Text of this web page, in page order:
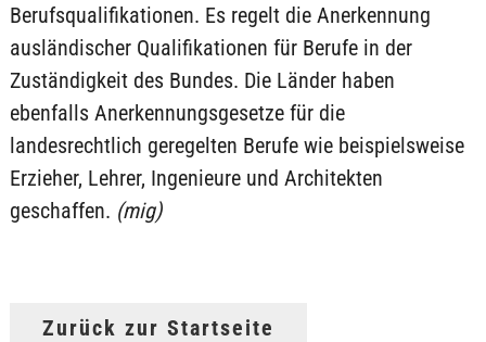
Berufsqualifikationen. Es regelt die Anerkennung
ausländischer Qualifikationen für Berufe in der
Zuständigkeit des Bundes. Die Länder haben
ebenfalls Anerkennungsgesetze für die
landesrechtlich geregelten Berufe wie beispielsweise
Erzieher, Lehrer, Ingenieure und Architekten
geschaffen. (mig)
Zurück zur Startseite